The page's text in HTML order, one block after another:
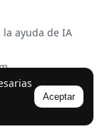
Aceptar
la ayuda de IA